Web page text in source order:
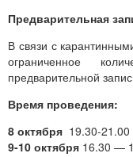
Предварительная
В связи с
ограниченное
предварительной
Время проведения:
8 октября 19.30-21.00
9-10 октября 16.30 —